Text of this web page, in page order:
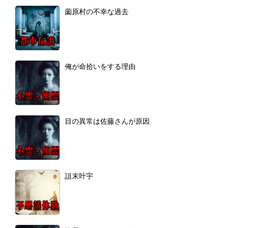
薗原村の不幸な過去
俺が命拾いをする理由
目の異常は佐藤さんが原因
詛末叶宇